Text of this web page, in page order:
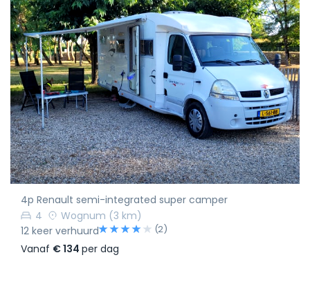
4p Renault semi-integrated super camper
4
Wognum (3 km)
12 keer verhuurd
(2)
Vanaf € 134 per dag